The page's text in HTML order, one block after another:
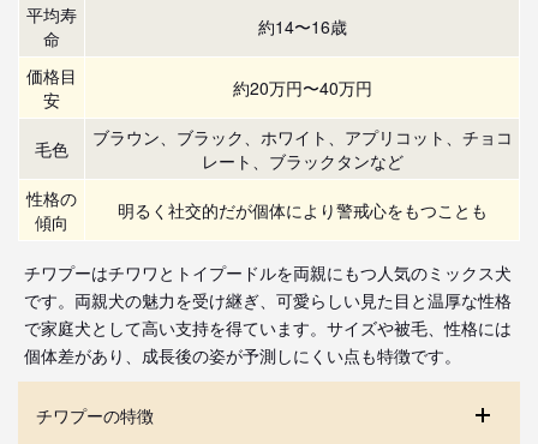
平均寿
命
約14〜16歳
価格目
安
約20万円〜40万円
毛色
ブラウン、ブラック、ホワイト、アプリコット、チョコ
レート、ブラックタンなど
性格の
傾向
明るく社交的だが個体により警戒心をもつことも
チワプーはチワワとトイプードルを両親にもつ人気のミックス犬
です。両親犬の魅力を受け継ぎ、可愛らしい見た目と温厚な性格
で家庭犬として高い支持を得ています。サイズや被毛、性格には
個体差があり、成長後の姿が予測しにくい点も特徴です。
チワプーの特徴